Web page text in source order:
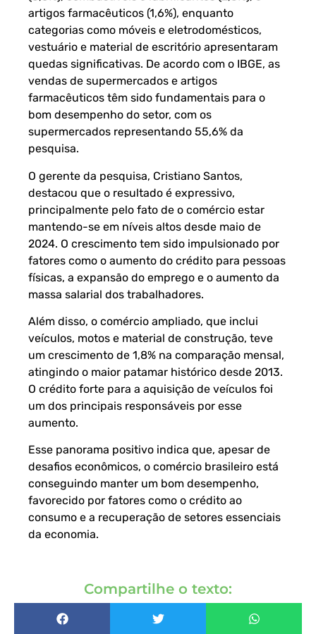
artigos farmacêuticos (1,6%), enquanto
categorias como móveis e eletrodomésticos,
vestuário e material de escritório apresentaram
quedas significativas. De acordo com o IBGE, as
vendas de supermercados e artigos
farmacêuticos têm sido fundamentais para o
bom desempenho do setor, com os
supermercados representando 55,6% da
pesquisa.
O gerente da pesquisa, Cristiano Santos,
destacou que o resultado é expressivo,
principalmente pelo fato de o comércio estar
mantendo-se em níveis altos desde maio de
2024. O crescimento tem sido impulsionado por
fatores como o aumento do crédito para pessoas
físicas, a expansão do emprego e o aumento da
massa salarial dos trabalhadores.
Além disso, o comércio ampliado, que inclui
veículos, motos e material de construção, teve
um crescimento de 1,8% na comparação mensal,
atingindo o maior patamar histórico desde 2013.
O crédito forte para a aquisição de veículos foi
um dos principais responsáveis por esse
aumento.
Esse panorama positivo indica que, apesar de
desafios econômicos, o comércio brasileiro está
conseguindo manter um bom desempenho,
favorecido por fatores como o crédito ao
consumo e a recuperação de setores essenciais
da economia.
Compartilhe o texto: